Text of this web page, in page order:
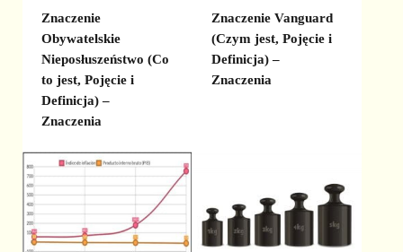
Znaczenie
Obywatelskie
Nieposłuszeństwo (Co
to jest, Pojęcie i
Definicja) –
Znaczenia
Znaczenie Vanguard
(Czym jest, Pojęcie i
Definicja) –
Znaczenia